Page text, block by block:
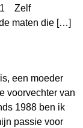
1️ Zelf
maten die […]
een moeder
voorvechter van
1988 ben ik
passie voor